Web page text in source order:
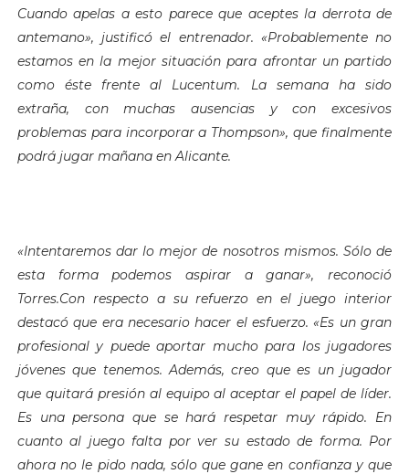
Cuando apelas a esto parece que aceptes la derrota de
antemano», justificó el entrenador. «Probablemente no
estamos en la mejor situación para afrontar un partido
como éste frente al Lucentum. La semana ha sido
extraña, con muchas ausencias y con excesivos
problemas para incorporar a Thompson», que finalmente
podrá jugar mañana en Alicante.
«Intentaremos dar lo mejor de nosotros mismos. Sólo de
esta forma podemos aspirar a ganar», reconoció
Torres.Con respecto a su refuerzo en el juego interior
destacó que era necesario hacer el esfuerzo. «Es un gran
profesional y puede aportar mucho para los jugadores
jóvenes que tenemos. Además, creo que es un jugador
que quitará presión al equipo al aceptar el papel de líder.
Es una persona que se hará respetar muy rápido. En
cuanto al juego falta por ver su estado de forma. Por
ahora no le pido nada, sólo que gane en confianza y que